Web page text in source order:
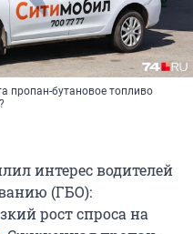
пропан-бутановое топливо
интерес водителей
(ГБО):
рост спроса на